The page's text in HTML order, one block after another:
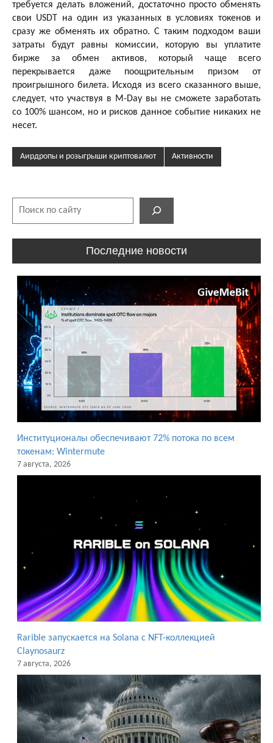
требуется делать вложений, достаточно просто обменять
свои USDT на один из указанных в условиях токенов и
сразу же обменять их обратно. С таким подходом ваши
затраты будут равны комиссии, которую вы уплатите
бирже за обмен активов, который чаще всего
перекрывается даже поощрительным призом от
проигрышного билета. Исходя из всего сказанного выше,
следует, что участвуя в M-Day вы не сможете заработать
со 100% шансом, но и рисков данное событие никаких не
несет.
Аирдропы и розыгрыши криптовалют Активности
Последние новости
Институционалы обеспечивают 72% потока по всем
токенам: Wintermute
7 августа, 2026
Rarible запускается на Solana с NFT-коллекцией
Claynosaurz
7 августа, 2026